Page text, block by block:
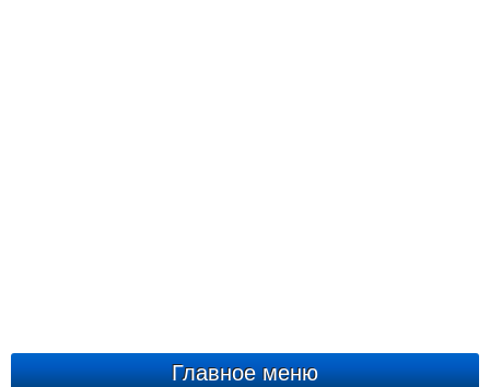
Главное меню